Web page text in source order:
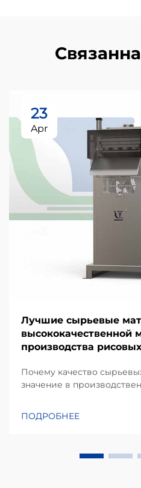
23
Apr
Лучшие сырьевые
высококачественной
производства
Почему качество
значение в
закусок, одним из
ПОДРОБНЕЕ